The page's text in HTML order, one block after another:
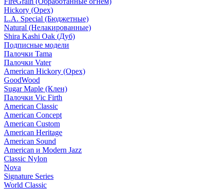
Hickory (Орех)
L.A. Special (Бюджетные)
Natural (Нелакированные)
Shira Kashi Oak (Дуб)
Подписные модели
Палочки Tama
Палочки Vater
American Hickory (Орех)
GoodWood
Sugar Maple (Клен)
Палочки Vic Firth
American Classic
American Concept
American Custom
American Heritage
American Sound
American и Modern Jazz
Classic Nylon
Nova
Signature Series
World Classic